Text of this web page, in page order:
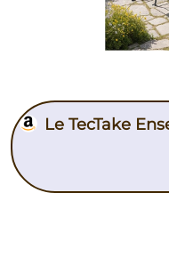
Le TecTake